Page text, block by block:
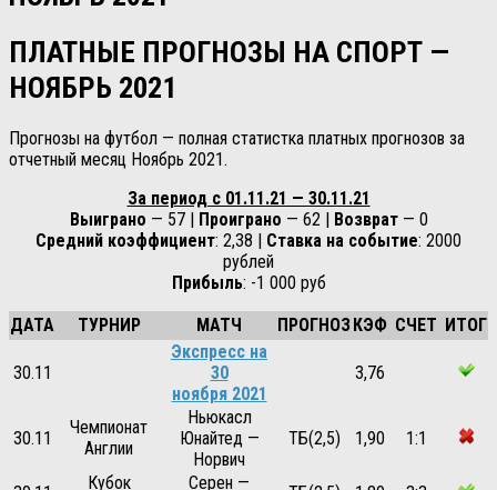
ПЛАТНЫЕ ПРОГНОЗЫ НА СПОРТ —
НОЯБРЬ 2021
Прогнозы на футбол — полная статистка платных прогнозов за
отчетный месяц Ноябрь 2021.
За период с 01.11.21 — 30.11.21
Выиграно — 57 | Проиграно — 62 | Возврат— 0
Средний коэффициент: 2,38 | Ставка на событие: 2000
рублей
Прибыль: -1 000 руб
ДАТА
ТУРНИР МАТЧ ПРОГНОЗ КЭФ СЧЕТ ИТОГ
30.11
Экспресс на
30
ноября 2021
3,76
30.11
Чемпионат
Англии
Ньюкасл
Юнайтед —
Норвич
ТБ(2,5) 1,90 1:1
Кубок
Серен —